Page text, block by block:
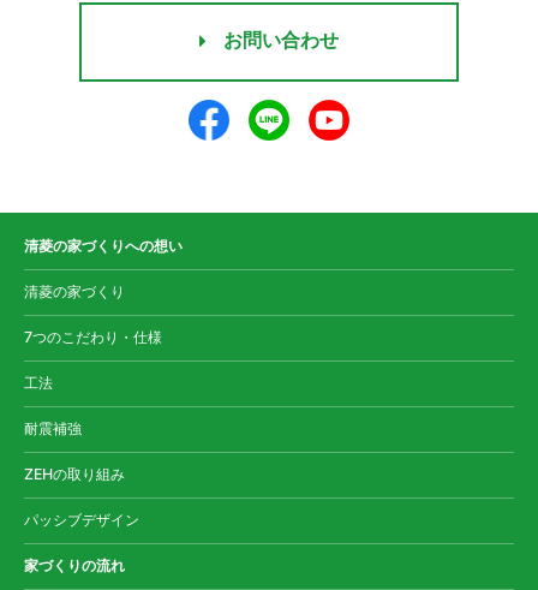
お問い合わせ
清菱の家づくりへの想い
清菱の家づくり
7つのこだわり・仕様
工法
耐震補強
ZEHの取り組み
パッシブデザイン
家づくりの流れ